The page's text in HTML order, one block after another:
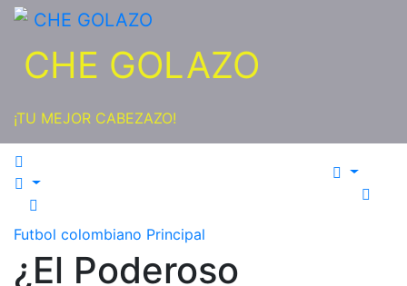
Saltar
contenido
CHE GOLAZO
¡TU MEJOR CABEZAZO!
Futbol colombiano Principal
¿El Poderoso